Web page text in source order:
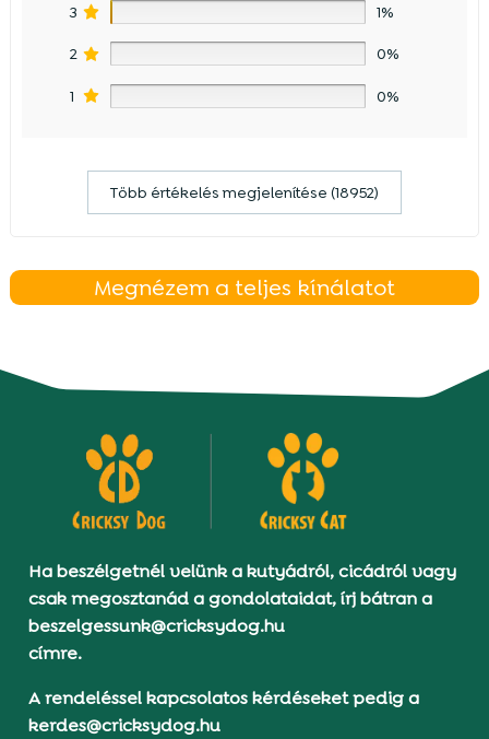
3 1%
2 0%
1 0%
Több értékelés megjelenítése (18952)
Megnézem a teljes kínálatot
Ha beszélgetnél velünk a kutyádról, cicádról vagy
csak megosztanád a gondolataidat, írj bátran a
beszelgessunk@cricksydog.hu
címre.
A rendeléssel kapcsolatos kérdéseket pedig a
kerdes@cricksydog.hu